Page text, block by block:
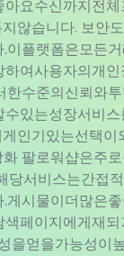
요수신까지전
않습니다. 보안
이플랫폼은모든
여사용자의개
한수준의신뢰와
수있는성장서비
인기있는선택이
팔로워샵은주
당서비스는간접
게시물이더많은
색페이지에게재
을얻을가능성이